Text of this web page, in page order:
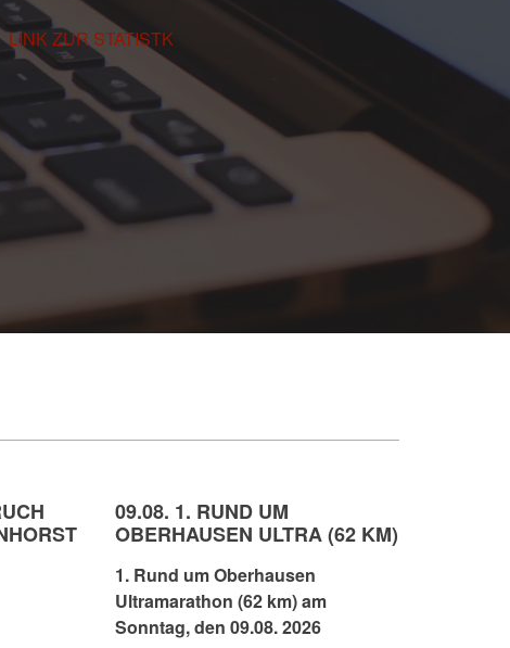
LINK ZUR STATISTK
09.08. 1. RUND UM
OBERHAUSEN ULTRA (62 KM)
1. Rund um Oberhausen
Ultramarathon (62 km) am
Sonntag, den 09.08. 2026